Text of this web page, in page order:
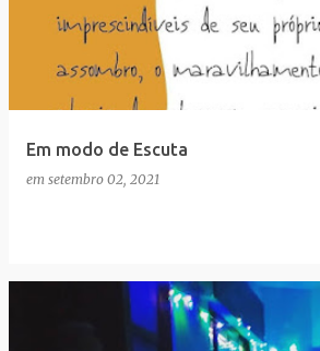
Em modo de Escuta
em setembro 02, 2021